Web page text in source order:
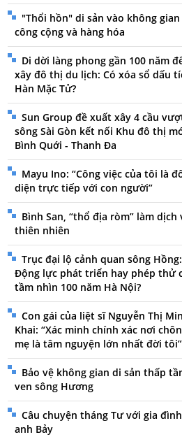
"Thổi hồn" di sản vào không gian
công cộng và hàng hóa
Di dời làng phong gần 100 năm
xây đô thị du lịch: Có xóa sổ dấu
Hàn Mặc Tử?
Sun Group đề xuất xây 4 cầu
sông Sài Gòn kết nối Khu đô thị
Bình Quới - Thanh Đa
Mayu Ino: “Công việc của tôi là
diện trực tiếp với con người”
Bình San, “thổ địa ròm” làm dịch
thiên nhiên
Trục đại lộ cảnh quan sông Hồng:
Động lực phát triển hay phép thử
tầm nhìn 100 năm Hà Nội?
Con gái của liệt sĩ Nguyễn Thị
Khai: “Xác minh chính xác nơi
mẹ là tâm nguyện lớn nhất đời tôi”
Bảo vệ không gian di sản thấp
ven sông Hương
Câu chuyện tháng Tư với gia đình
anh Bảy